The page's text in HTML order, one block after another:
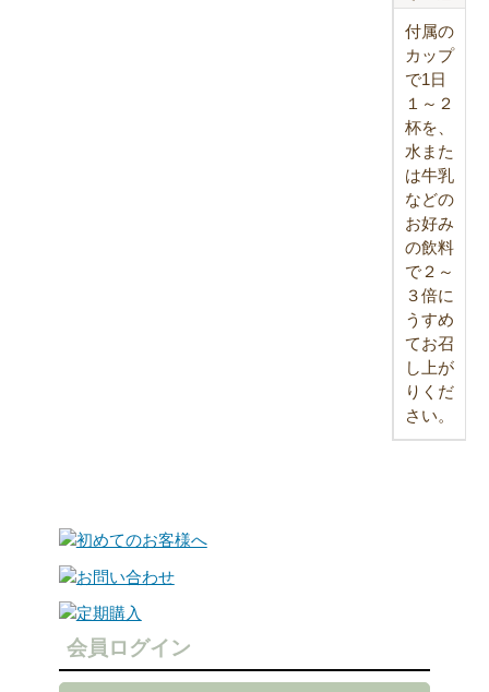
付属の
カップ
で1日
１～２
杯を、
水また
は牛乳
などの
お好み
の飲料
で２～
３倍に
うすめ
てお召
し上が
りくだ
さい。
会員ログイン